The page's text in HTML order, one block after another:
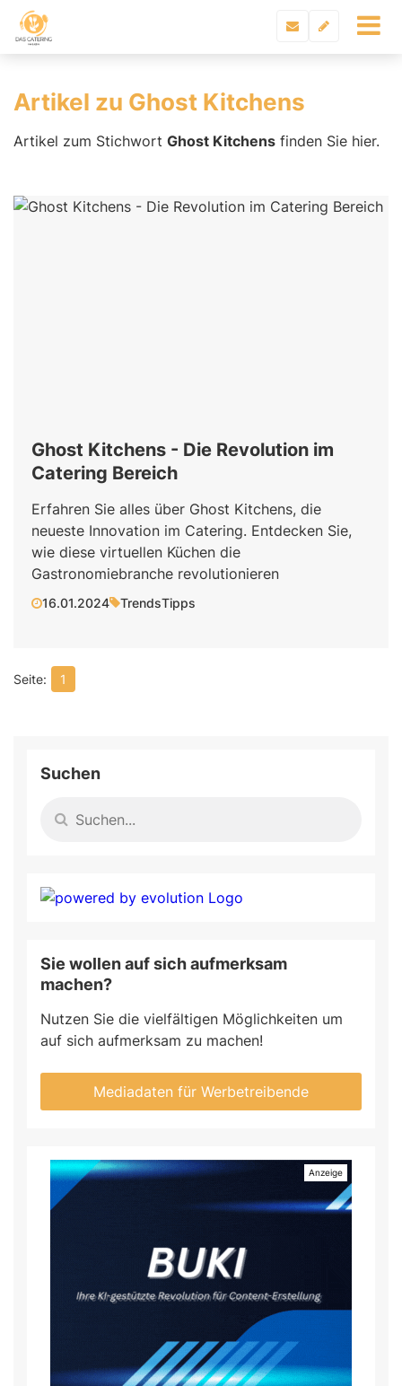
Artikel zu Ghost Kitchens
Artikel zum Stichwort Ghost Kitchens finden Sie hier.
Ghost Kitchens - Die Revolution im
Catering Bereich
Erfahren Sie alles über Ghost Kitchens, die
neueste Innovation im Catering. Entdecken Sie,
wie diese virtuellen Küchen die
Gastronomiebranche revolutionieren
16.01.2024 TrendsTipps
1
Suchen
Sie wollen auf sich aufmerksam
machen?
Nutzen Sie die vielfältigen Möglichkeiten um
auf sich aufmerksam zu machen!
Mediadaten für Werbetreibende